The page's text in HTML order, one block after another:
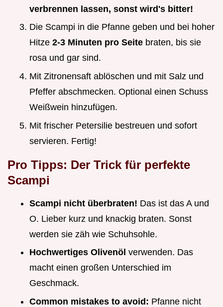
verbrennen lassen, sonst wird's bitter!
Die Scampi in die Pfanne geben und bei hoher
Hitze 2-3 Minuten pro Seite braten, bis sie
rosa und gar sind.
Mit Zitronensaft ablöschen und mit Salz und
Pfeffer abschmecken. Optional einen Schuss
Weißwein hinzufügen.
Mit frischer Petersilie bestreuen und sofort
servieren. Fertig!
Pro Tipps: Der Trick für perfekte
Scampi
Scampi nicht überbraten! Das ist das A und
O. Lieber kurz und knackig braten. Sonst
werden sie zäh wie Schuhsohle.
Hochwertiges Olivenöl verwenden. Das
macht einen großen Unterschied im
Geschmack.
Common mistakes to avoid: Pfanne nicht